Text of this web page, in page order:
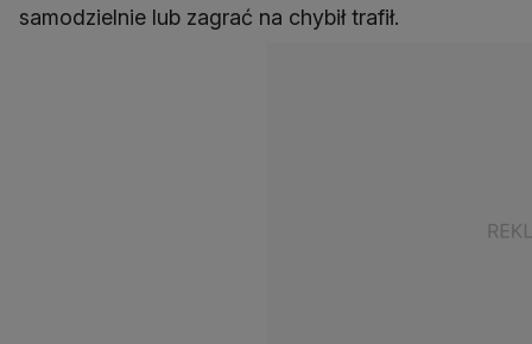
samodzielnie lub zagrać na chybił trafił.